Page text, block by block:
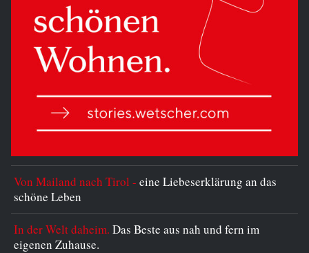
Von Mailand nach Tirol -eine Liebeserklärung an das
schöne Leben
In der Welt daheim.Das Beste aus nah und fern im
eigenen Zuhause.